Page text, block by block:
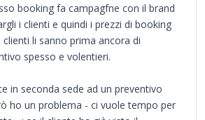
booking fa campagfne con il brand
i clienti e quindi i prezzi di booking
li sanno prima ancora di
spesso e volentieri.
in seconda sede ad un preventivo
ho un problema - ci vuole tempo per